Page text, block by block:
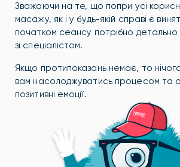
Зважаючи на те, що попри усі
масажу, як і у будь-якій справі є
початком сеансу потрібно
зі спеціалістом.
Якщо протипоказань немає, то
вам насолоджуватись процесом та
позитивні емоції.